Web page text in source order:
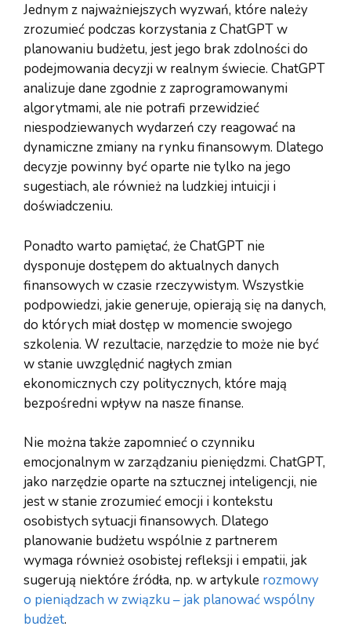
Jednym z najważniejszych wyzwań, które należy
zrozumieć podczas korzystania z ChatGPT w
planowaniu budżetu, jest jego brak zdolności do
podejmowania decyzji w realnym świecie. ChatGPT
analizuje dane zgodnie z zaprogramowanymi
algorytmami, ale nie potrafi przewidzieć
niespodziewanych wydarzeń czy reagować na
dynamiczne zmiany na rynku finansowym. Dlatego
decyzje powinny być oparte nie tylko na jego
sugestiach, ale również na ludzkiej intuicji i
doświadczeniu.
Ponadto warto pamiętać, że ChatGPT nie
dysponuje dostępem do aktualnych danych
finansowych w czasie rzeczywistym. Wszystkie
podpowiedzi, jakie generuje, opierają się na danych,
do których miał dostęp w momencie swojego
szkolenia. W rezultacie, narzędzie to może nie być
w stanie uwzględnić nagłych zmian
ekonomicznych czy politycznych, które mają
bezpośredni wpływ na nasze finanse.
Nie można także zapomnieć o czynniku
emocjonalnym w zarządzaniu pieniędzmi. ChatGPT,
jako narzędzie oparte na sztucznej inteligencji, nie
jest w stanie zrozumieć emocji i kontekstu
osobistych sytuacji finansowych. Dlatego
planowanie budżetu wspólnie z partnerem
wymaga również osobistej refleksji i empatii, jak
sugerują niektóre źródła, np. w artykule rozmowy
o pieniądzach w związku – jak planować wspólny
budżet.